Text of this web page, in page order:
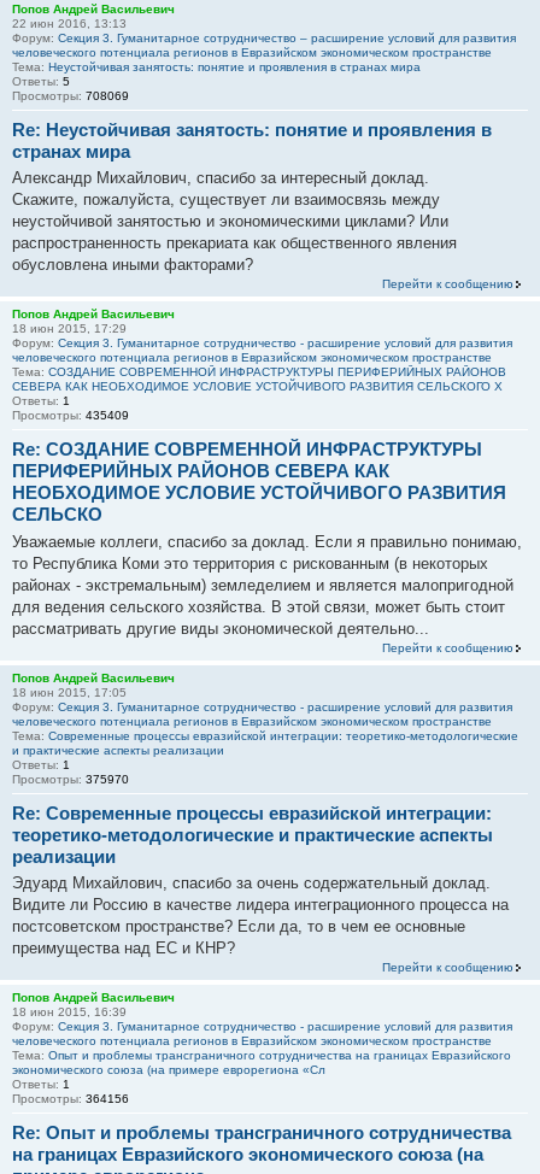
Попов Андрей Васильевич
22 июн 2016, 13:13
Форум: Секция 3. Гуманитарное сотрудничество – расширение условий для развития
человеческого потенциала регионов в Евразийском экономическом пространстве
Тема: Неустойчивая занятость: понятие и проявления в странах мира
Ответы: 5
Просмотры: 708069
Re: Неустойчивая занятость: понятие и проявления в
странах мира
Александр Михайлович, спасибо за интересный доклад.
Скажите, пожалуйста, существует ли взаимосвязь между
неустойчивой занятостью и экономическими циклами? Или
распространенность прекариата как общественного явления
обусловлена иными факторами?
Перейти к сообщению
Попов Андрей Васильевич
18 июн 2015, 17:29
Форум: Секция 3. Гуманитарное сотрудничество - расширение условий для развития
человеческого потенциала регионов в Евразийском экономическом пространстве
Тема: СОЗДАНИЕ СОВРЕМЕННОЙ ИНФРАСТРУКТУРЫ ПЕРИФЕРИЙНЫХ РАЙОНОВ
СЕВЕРА КАК НЕОБХОДИМОЕ УСЛОВИЕ УСТОЙЧИВОГО РАЗВИТИЯ СЕЛЬСКОГО Х
Ответы: 1
Просмотры: 435409
Re: СОЗДАНИЕ СОВРЕМЕННОЙ ИНФРАСТРУКТУРЫ
ПЕРИФЕРИЙНЫХ РАЙОНОВ СЕВЕРА КАК
НЕОБХОДИМОЕ УСЛОВИЕ УСТОЙЧИВОГО РАЗВИТИЯ
СЕЛЬСКО
Уважаемые коллеги, спасибо за доклад. Если я правильно понимаю,
то Республика Коми это территория с рискованным (в некоторых
районах - экстремальным) земледелием и является малопригодной
для ведения сельского хозяйства. В этой связи, может быть стоит
рассматривать другие виды экономической деятельно...
Перейти к сообщению
Попов Андрей Васильевич
18 июн 2015, 17:05
Форум: Секция 3. Гуманитарное сотрудничество - расширение условий для развития
человеческого потенциала регионов в Евразийском экономическом пространстве
Тема: Современные процессы евразийской интеграции: теоретико-методологические
и практические аспекты реализации
Ответы: 1
Просмотры: 375970
Re: Современные процессы евразийской интеграции:
теоретико-методологические и практические аспекты
реализации
Эдуард Михайлович, спасибо за очень содержательный доклад.
Видите ли Россию в качестве лидера интеграционного процесса на
постсоветском пространстве? Если да, то в чем ее основные
преимущества над ЕС и КНР?
Перейти к сообщению
Попов Андрей Васильевич
18 июн 2015, 16:39
Форум: Секция 3. Гуманитарное сотрудничество - расширение условий для развития
человеческого потенциала регионов в Евразийском экономическом пространстве
Тема: Опыт и проблемы трансграничного сотрудничества на границах Евразийского
экономического союза (на примере еврорегиона «Сл
Ответы: 1
Просмотры: 364156
Re: Опыт и проблемы трансграничного сотрудничества
на границах Евразийского экономического союза (на